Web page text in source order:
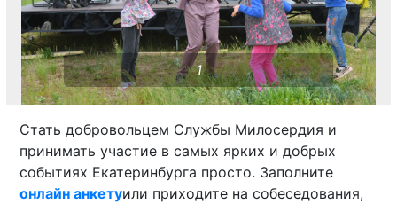
1
Стать добровольцем Службы Милосердия и
принимать участие в самых ярких и добрых
событиях Екатеринбурга просто. Заполните
онлайн анкетуили приходите на собеседования,